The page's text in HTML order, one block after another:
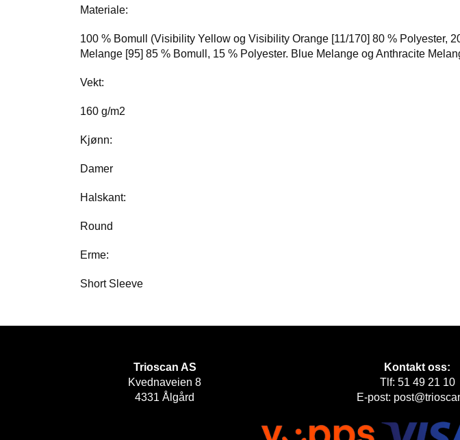
Materiale:
100 % Bomull (Visibility Yellow og Visibility Orange [11/170] 80 % Polyester,
Melange [95] 85 % Bomull, 15 % Polyester. Blue Melange og Anthracite
Vekt:
160 g/m2
Kjønn:
Damer
Halskant:
Round
Erme:
Short Sleeve
Trioscan AS
Kvednaveien 8
4331 Ålgård
Kontakt oss:
Tlf: 51 49 21 10
E-post: